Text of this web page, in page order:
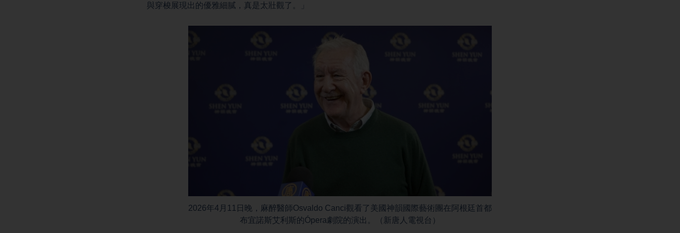
與穿梭展現出的優雅細膩，真是太壯觀了。」
2026年4月11日晚，麻醉醫師Osvaldo Canci觀看了美國神韻國際藝術團在阿根廷首都
布宜諾斯艾利斯的Ópera劇院的演出。（新唐人電視台）